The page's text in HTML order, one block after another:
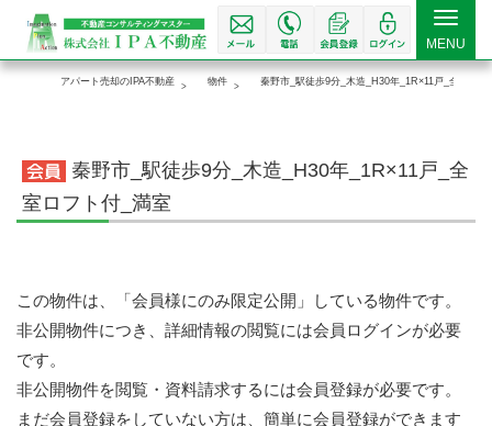
Toggle
MENU
アパート売却のIPA不動産 物件 秦野市_駅徒歩9分_木造_H30年_1R×11戸_全室ロフ
秦野市_駅徒歩9分_木造_H30年_1R×11戸_全
室ロフト付_満室
この物件は、「会員様にのみ限定公開」している物件です。
非公開物件につき、詳細情報の閲覧には会員ログインが必要
です。
非公開物件を閲覧・資料請求するには会員登録が必要です。
まだ会員登録をしていない方は、簡単に会員登録ができます